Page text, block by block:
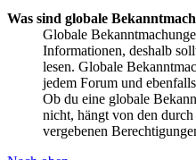
Was sind globale
Globale
Informationen, deshalb
lesen. Globale
jedem Forum und
Ob du eine globale
nicht, hängt von den
vergebenen